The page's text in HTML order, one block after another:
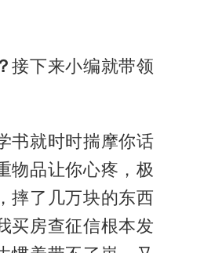
接下来小编就带领
书就时时揣摩你话
物品让你心疼，极
摔了几万块的东西
买房查征信根本发